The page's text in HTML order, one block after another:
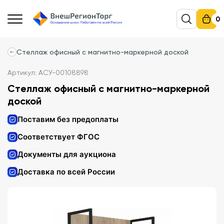
0
Стеллаж офисный с магнитно-маркерной доской
Артикул: АСУ-00108898
Стеллаж офисный с магнитно-маркерной
доской
Поставим без предоплаты
Соответствует ФГОС
Документы для аукциона
Доставка по всей России